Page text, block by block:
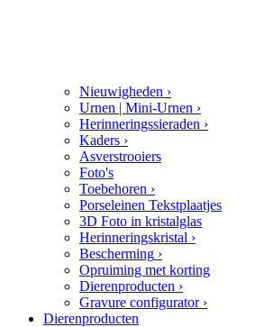
Nieuwigheden ›
Urnen | Mini-Urnen ›
Herinneringssieraden ›
Kaders ›
Asverstrooiers
Foto's
Toebehoren ›
Porseleinen Tekstplaatjes
3D Foto in kristalglas
Herinneringskristal ›
Bescherming ›
Opruiming met korting
Dierenproducten ›
Gravure configurator ›
Dierenproducten